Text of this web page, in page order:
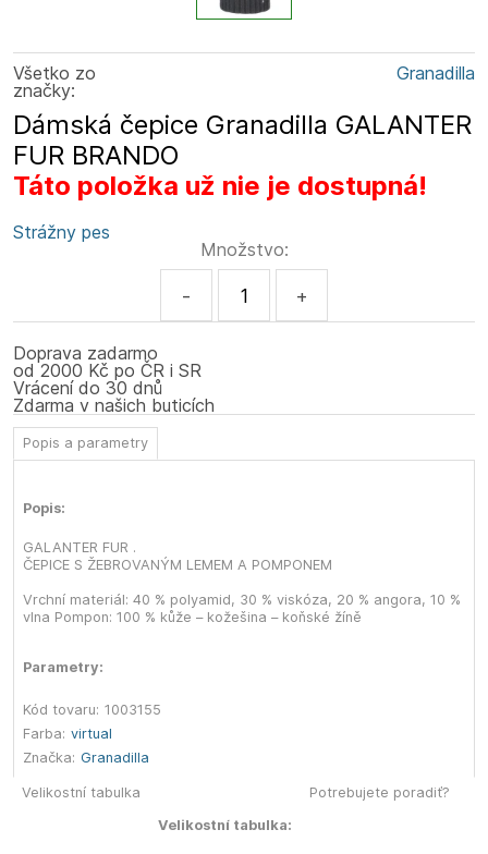
Všetko zo
značky:
Granadilla
Dámská čepice Granadilla GALANTER
FUR BRANDO
Táto položka už nie je dostupná!
Strážny pes
Množstvo:
- +
Doprava zadarmo
od 2000 Kč po ČR i SR
Vrácení do 30 dnů
Zdarma v našich buticích
Popis a parametry
Popis:
GALANTER FUR .
ČEPICE S ŽEBROVANÝM LEMEM A POMPONEM
Vrchní materiál: 40 % polyamid, 30 % viskóza, 20 % angora, 10 %
vlna Pompon: 100 % kůže – kožešina – koňské žíně
Parametry:
Kód tovaru: 1003155
Farba: virtual
Značka: Granadilla
Velikostní tabulka
Velikostní tabulka:
Potrebujete poradiť?